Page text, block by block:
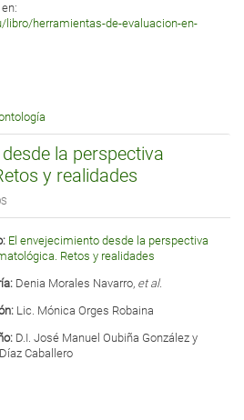
herramientas-de-evaluacion-en-
la perspectiva
y realidades
El envejecimiento desde la perspectiva
Retos y realidades
Denia Morales Navarro, et al.
Lic. Mónica Orges Robaina
D.I. José Manuel Oubiña González y
Caballero